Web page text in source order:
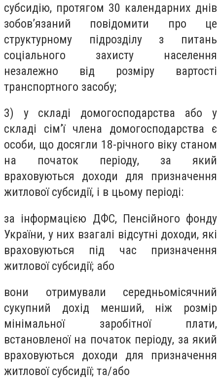
субсидію, протягом 30 календарних днів
зобов’язаний повідомити про це
структурному підрозділу з питань
соціального захисту населення
незалежно від розміру вартості
транспортного засобу;
3) у складі домогосподарства або у
складі сім’ї члена домогосподарства є
особи, що досягли 18-річного віку станом
на початок періоду, за який
враховуються доходи для призначення
житлової субсидії, і в цьому періоді:
за інформацією ДФС, Пенсійного фонду
України, у них взагалі відсутні доходи, які
враховуються під час призначення
житлової субсидії; або
вони отримували середньомісячний
сукупний дохід менший, ніж розмір
мінімальної заробітної плати,
встановленої на початок періоду, за який
враховуються доходи для призначення
житлової субсидії; та/або